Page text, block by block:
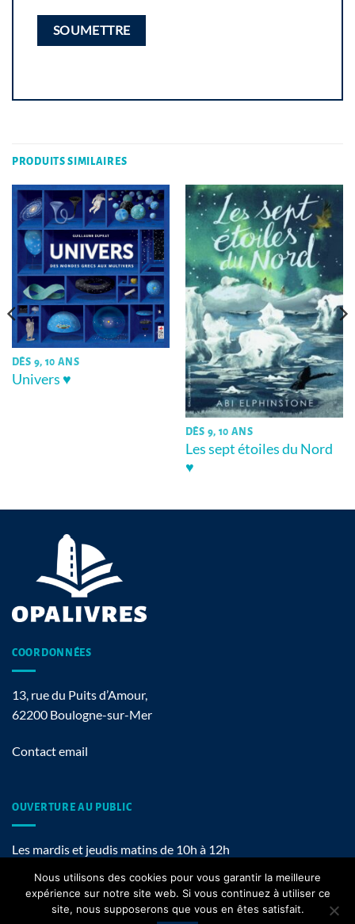
PRODUITS SIMILAIRES
DÈS 9, 10 ANS
Univers ♥
DÈS 9, 10 ANS
Les sept étoiles du Nord
♥
COORDONNÉES
13, rue du Puits d’Amour,
62200 Boulogne-sur-Mer
Contact email
OUVERTURE AU PUBLIC
Les mardis et jeudis matins de 10h à 12h
Mentions légales
Nous utilisons des cookies pour vous garantir la meilleure
expérience sur notre site web. Si vous continuez à utiliser ce
site, nous supposerons que vous en êtes satisfait.